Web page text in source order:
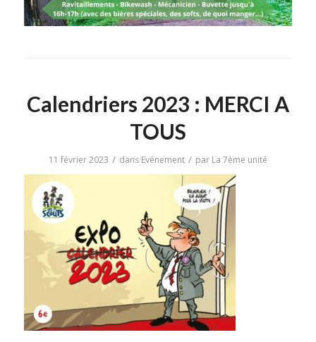
Calendriers 2023 : MERCI A
TOUS
11 février 2023 / dans Evénement / par La 7ème unité